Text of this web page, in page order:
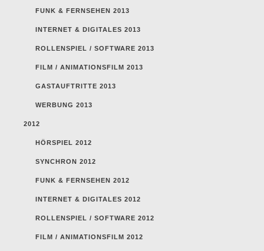
FUNK & FERNSEHEN 2013
INTERNET & DIGITALES 2013
ROLLENSPIEL / SOFTWARE 2013
FILM / ANIMATIONSFILM 2013
GASTAUFTRITTE 2013
WERBUNG 2013
2012
HÖRSPIEL 2012
SYNCHRON 2012
FUNK & FERNSEHEN 2012
INTERNET & DIGITALES 2012
ROLLENSPIEL / SOFTWARE 2012
FILM / ANIMATIONSFILM 2012